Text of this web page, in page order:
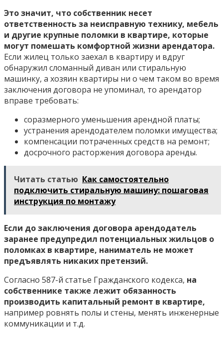
Это значит, что собственник несет
ответственность за неисправную технику, мебель
и другие крупные поломки в квартире, которые
могут помешать комфортной жизни арендатора.
Если жилец только заехал в квартиру и вдруг
обнаружил сломанный диван или стиральную
машинку, а хозяин квартиры ни о чем таком во время
заключения договора не упоминал, то арендатор
вправе требовать:
соразмерного уменьшения арендной платы;
устранения арендодателем поломки имущества;
компенсации потраченных средств на ремонт;
досрочного расторжения договора аренды.
Читать статью Как самостоятельно
подключить стиральную машину: пошаговая
инструкция по монтажу
Если до заключения договора арендодатель
заранее предупредил потенциальных жильцов о
поломках в квартире, наниматель не может
предъявлять никаких претензий.
Согласно 587-й статье Гражданского кодекса, на
собственнике также лежит обязанность
производить капитальный ремонт в квартире,
например ровнять полы и стены, менять инженерные
коммуникации и т.д.